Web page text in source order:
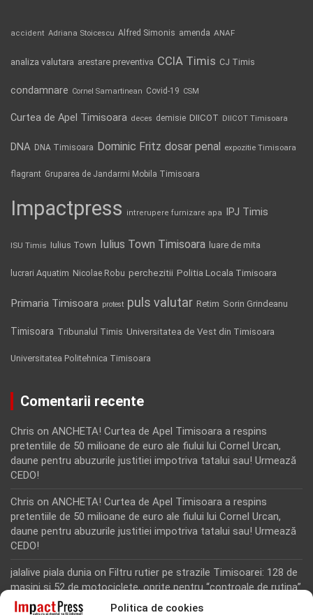
Politica de cookies
accident Adriana Stoicescu Alfred Simonis amenda ANAF
analiza valutara arestare preventiva CCIA Timis CJ Timis
condamnare Cornel Samartinean Covid-19 CSM
Curtea de Apel Timisoara deces demisie DIICOT DIICOT Timisoara
DNA DNA Timisoara Dominic Fritz dosar penal expozitie Timisoara
flagrant Gruparea de Jandarmi Mobila Timisoara
Impactpress intrerupere furnizare apa IPJ Timis
ISU Timis Iulius Town Iulius Town Timisoara luare de mita
lucrari Aquatim Nicolae Robu perchezitii Politia Locala Timisoara
Primaria Timisoara protest puls valutar Retim Sorin Grindeanu
Timisoara Tribunalul Timis Universitatea de Vest din Timisoara
Universitatea Politehnica Timisoara
Comentarii recente
Chris on ANCHETA! Curtea de Apel Timisoara a respins
pretentiile de 50 milioane de euro ale fiului lui Cornel Urcan,
daune pentru abuzurile justitiei impotriva tatalui sau! Urmează
CEDO!
Chris on ANCHETA! Curtea de Apel Timisoara a respins
pretentiile de 50 milioane de euro ale fiului lui Cornel Urcan,
daune pentru abuzurile justitiei impotriva tatalui sau! Urmează
CEDO!
jalalive piala dunia on Filtru rutier pe strazile Timisoarei: 128 de
masini si 52 de motociclete, oprite pentru “controale de rutina”